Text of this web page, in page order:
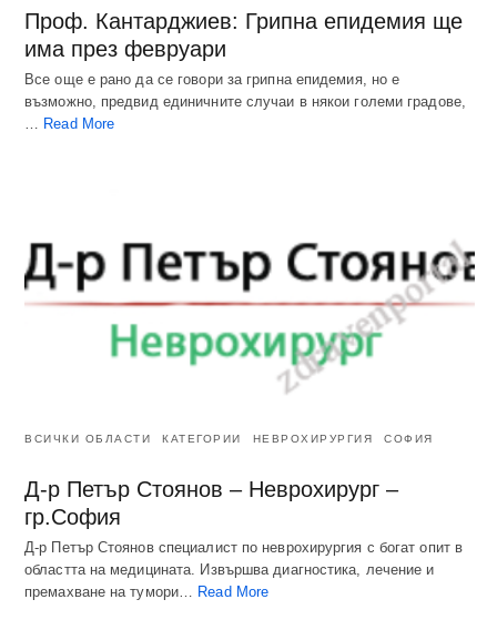
Проф. Кантарджиев: Грипна епидемия ще
има през февруари
Все още е рано да се говори за грипна епидемия, но е
възможно, предвид единичните случаи в някои големи градове,
… Read More
ВСИЧКИ ОБЛАСТИ КАТЕГОРИИ НЕВРОХИРУРГИЯ СОФИЯ
Д-р Петър Стоянов – Неврохирург –
гр.София
Д-р Петър Стоянов специалист по неврохирургия с богат опит в
областта на медицината. Извършва диагностика, лечение и
премахване на тумори…
Read More